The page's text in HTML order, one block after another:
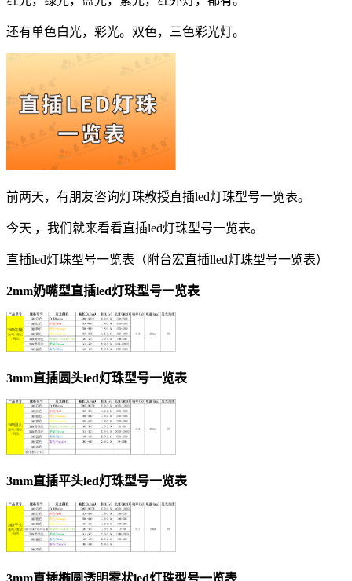
还有单色白光，彩光。双色，三色彩光灯。
前两天，有朋友咨询灯珠教授直插led灯珠型号一览表。
今天 ，我们就来看看直插led灯珠型号一览表。
直插led灯珠型号一览表（附台宏直插lled灯珠型号一览表）
2mm奶嘴型直插led灯珠型号一览表
3mm直插圆头led灯珠型号一览表
3mm直插平头led灯珠型号一览表